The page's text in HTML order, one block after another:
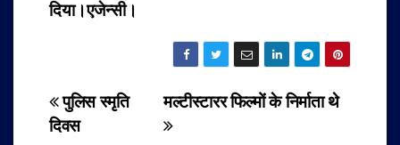
दिया।एजेन्सी।
Post
मल्टीस्टारर फिल्मों के निर्माता थे
पुलिस स्मृति
दिवस